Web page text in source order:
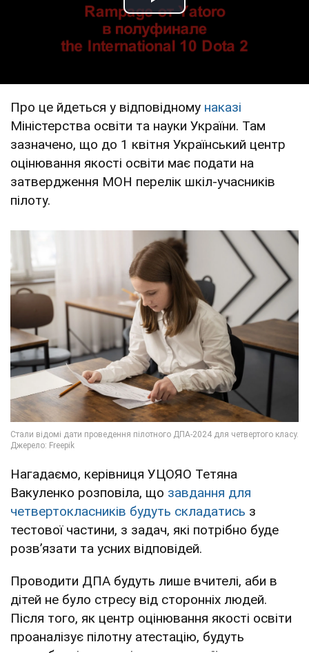
Play Video
Про це йдеться у відповідному наказі
Міністерства освіти та науки України. Там
зазначено, що до 1 квітня Український центр
оцінювання якості освіти має подати на
затвердження МОН перелік шкіл-учасників
пілоту.
Нагадаємо, керівниця УЦОЯО Тетяна
Вакуленко розповіла, що завдання для
четвертокласників будуть складатись з
тестової частини, з задач, які потрібно буде
розвʼязати та усних відповідей.
Проводити ДПА будуть лише вчителі, аби в
дітей не було стресу від сторонніх людей.
Після того, як центр оцінювання якості освіти
проаналізує пілотну атестацію, будуть